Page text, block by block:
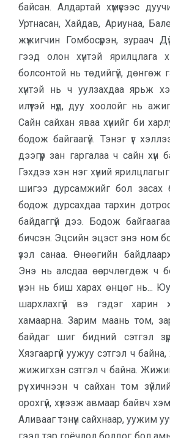
бай­сан. Алдар­тай хүмүүсээс
Уртнасан, Хайдав, Ариу­наа,
жүжиг­чин Гом­босүрэн, зураач
гээд олон хүнтэй ярилцлага
болсонтой нь төдий­гүй, дөнгөж
хүнтэй нь ч уулзахдаа ярьж
илүүтэй нүд, дуу хоолойг нь
Сайн сайхан яваа хү­нийг би
бодож бай­гаагүй. Тэнэг үг
дээгүүр зан гаргалаа ч сайн хүн
Гэхдээ хэн нэг хүний
шигээ дурсамжийг бол засах
бодож дурсахдаа тархин
байдаггүй дээ. Бодож
бичсэн. Эцсийн эцэст энэ ном
үзэл санаа. Өнөөгийн
Энэ нь алсдаа өөрчлөгдөж ч
үнэн нь биш харах өнцөг нь...
шархлахгүй вэ гэдэг харин
хамаарна. Зарим маань том,
байдаг шиг бидний сэтгэл
Хязгааргүй уужуу сэтгэл ч
жижигхэн сэтгэл ч байна.
рүү хичнээн ч сай­хан том
орох­гүй, хүлээж авмаар байвч
Аливааг тэнүүн сайх­наар, уужим